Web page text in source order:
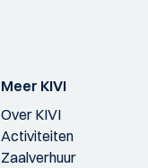
Meer KIVI
Over KIVI
Activiteiten
Zaalverhuur